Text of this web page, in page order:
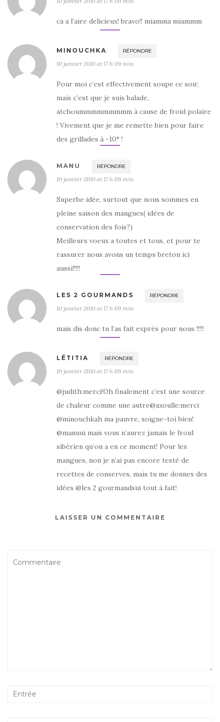
ca a l’aire delicieux! bravo!! miamma miammm
MINOUCHKA RÉPONDRE
10 janvier 2010 at 17 h 09 min
Pour moi c’est effectivement soupe ce soir,
mais c’est que je suis balade,
atchoummmmmmmmm à cause de froid polaire
! Vivement que je me remette bien pour faire
des grillades à -10° !
MANU RÉPONDRE
10 janvier 2010 at 17 h 09 min
Superbe idée, surtout que nous sommes en
pleine saison des mangues( idées de
conservation des fois?)
Meilleurs voeux a toutes et tous, et pour te
rassurer nous avons un temps breton ici
aussi!!!!!
LES 2 GOURMANDS RÉPONDRE
10 janvier 2010 at 17 h 09 min
mais dis donc tu l’as fait exprès pour nous !!!!!
LÉTITIA RÉPONDRE
10 janvier 2010 at 17 h 09 min
@judith:merci!Oh finalement c’est une source
de chaleur comme une autre@axoulle:merci
@minouchkah ma pauvre, soigne-toi bien!
@manuui mais vous n’aurez jamais le froid
sibérien qu’on a en ce moment! Pour les
mangues, non je n’ai pas encore testé de
recettes de conserves, mais tu me donnes des
idées @les 2 gourmandsui tout à fait!
LAISSER UN COMMENTAIRE